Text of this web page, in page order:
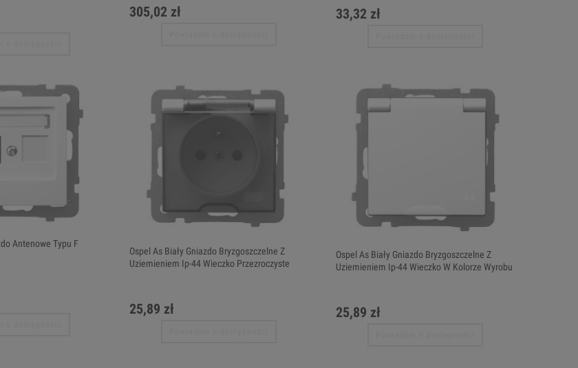
305,02 zł 33,32 zł
Antenowe Typu F
Ospel As Biały Gniazdo Bryzgoszczelne Z
Uziemieniem Ip-44 Wieczko Przezroczyste
25,89 zł
Ospel As Biały Gniazdo Bryzgoszczelne Z
Uziemieniem Ip-44 Wieczko W Kolorze Wyrobu
25,89 zł